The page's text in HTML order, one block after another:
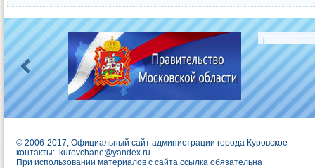
© 2006-2017, Официальный сайт администрации города Куровское
контакты: kurovchane@yandex.ru
При использовании материалов с сайта ссылка обязательна